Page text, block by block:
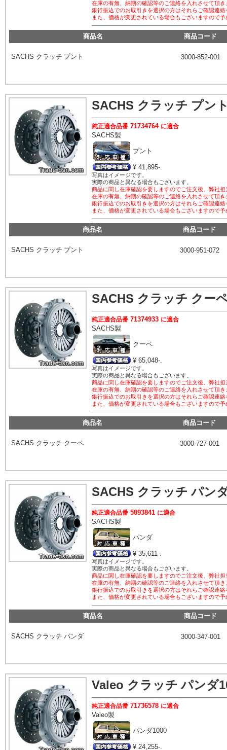
在庫の有無、納期の確認等のご連絡を入れさせて頂き
銀行振込でのお取引きを選択の方はそれらご確認連
また、価格が変更されている場合もございますので
商品名 商品コード
SACHS クラッチ プント 3000-852-001
SACHS クラッチ プン
純正適合品番 71734764 に適合
SACHS製
プント
¥ 41,895-.
写真はイメージです。
実際の商品と異なる場合もございます。
商品に関し在庫確認を要しますのでご注文後、弊社担
在庫の有無、納期の確認等のご連絡を入れさせて頂き
銀行振込でのお取引きを選択の方はそれらご確認連
また、価格が変更されている場合もございますので
商品名 商品コード
SACHS クラッチ プント 3000-951-072
SACHS クラッチ クー
純正適合品番 71374933 に適合
SACHS製
クーペ
¥ 65,048-.
写真はイメージです。
実際の商品と異なる場合もございます。
商品に関し在庫確認を要しますのでご注文後、弊社担
在庫の有無、納期の確認等のご連絡を入れさせて頂き
銀行振込でのお取引きを選択の方はそれらご確認連
また、価格が変更されている場合もございますので
商品名 商品コード
SACHS クラッチ クーペ 3000-727-001
SACHS クラッチ パン
純正適合品番 5893841 に適合
SACHS製
パンダ
¥ 35,611-.
写真はイメージです。
実際の商品と異なる場合もございます。
商品に関し在庫確認を要しますのでご注文後、弊社担
在庫の有無、納期の確認等のご連絡を入れさせて頂き
銀行振込でのお取引きを選択の方はそれらご確認連
また、価格が変更されている場合もございますので
商品名 商品コード
SACHS クラッチ パンダ 3000-347-001
Valeo クラッチ パンダ
純正適合品番 71736578 に適合
Valeo製
パンダ1000
¥ 24,255-.